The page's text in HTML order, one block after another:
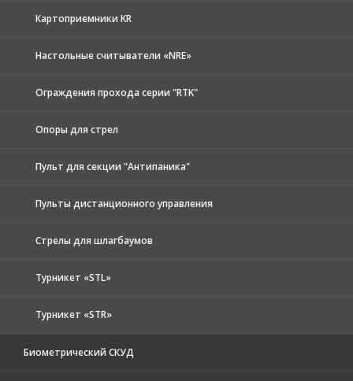
Картоприемники KR
Настольные считыватели «NRE»
Ограждения прохода серии "RTK"
Опоры для стрел
Пульт для секции "Антипаника"
Пульты дистанционного управления
Стрелы для шлагбаумов
Турникет «STL»
Турникет «STR»
Биометрический СКУД